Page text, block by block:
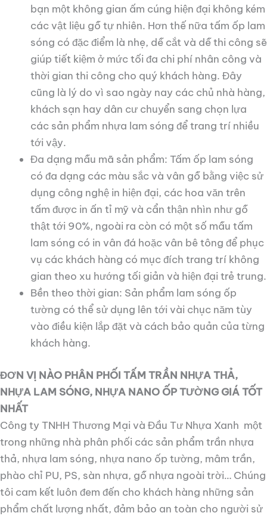
bạn một không gian ấm cúng hiện đại không kém
các vật liệu gỗ tự nhiên. Hơn thế nữa tấm ốp lam
sóng có đặc điểm là nhẹ, dễ cắt và dễ thi công sẽ
giúp tiết kiệm ở mức tối đa chi phí nhân công và
thời gian thi công cho quý khách hàng. Đây
cũng là lý do vì sao ngày nay các chủ nhà hàng,
khách sạn hay dân cư chuyển sang chọn lựa
các sản phẩm nhựa lam sóng để trang trí nhiều
tới vậy.
Đa dạng mẫu mã sản phẩm: Tấm ốp lam sóng
có đa dạng các màu sắc và vân gỗ bằng việc sử
dụng công nghệ in hiện đại, các hoa văn trên
tấm được in ấn tỉ mỹ và cẩn thận nhìn như gỗ
thật tới 90%, ngoài ra còn có một số mẫu tấm
lam sóng có in vân đá hoặc vân bê tông để phục
vụ các khách hàng có mục đích trang trí không
gian theo xu hướng tối giản và hiện đại trẻ trung.
Bền theo thời gian: Sản phẩm lam sóng ốp
tường có thể sử dụng lên tới vài chục năm tùy
vào điều kiện lắp đặt và cách bảo quản của từng
khách hàng.
ĐƠN VỊ NÀO PHÂN PHỐI TẤM TRẦN NHỰA THẢ,
NHỰA LAM SÓNG, NHỰA NANO ỐP TƯỜNG GIÁ TỐT
NHẤT
Công ty TNHH Thương Mại và Đầu Tư Nhựa Xanh một
trong những nhà phân phối các sản phẩm trần nhựa
thả, nhựa lam sóng, nhựa nano ốp tường, mâm trần,
phào chỉ PU, PS, sàn nhựa, gỗ nhựa ngoài trời… Chúng
tôi cam kết luôn đem đến cho khách hàng những sản
phẩm chất lượng nhất, đảm bảo an toàn cho người sử